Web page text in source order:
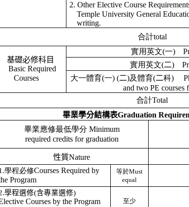
2. Other Elective Course
Temple University General
writing.
合計total
基礎必修科目
BasicRequired
Courses
實用英文(一)
實用英文(二)
大一體育(一) (二)及體育(二科)
and two PE courses
合計Total
畢業學分結構表Graduation
畢業應修最低學分 Minimum
required credits for graduation
性質Nature
.學程必修Courses Required by
Program
等於Must
equal
學程選修(含專業選修)
Courses by the Program
至少